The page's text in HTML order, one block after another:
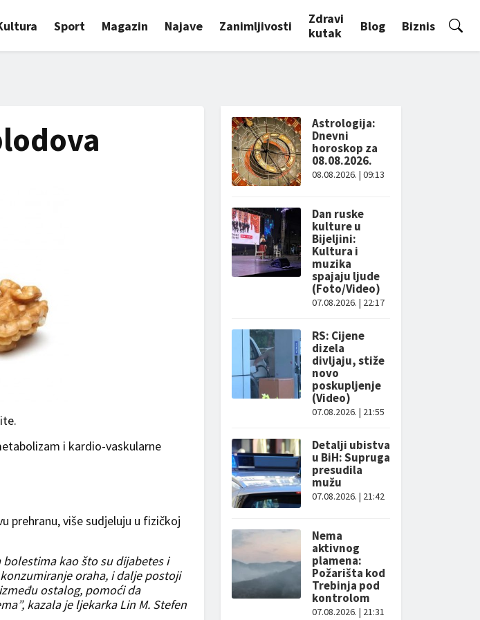
Sport Magazin Najave Zanimljivosti
Zdravi
kutak
Blog Biznis
i kardio-vaskularne
prehranu, više sudjeluju u fizičkoj
kao što su dijabetes i
oraha, i dalje postoji
ostalog, pomoći da
kazala je ljekarka Lin M. Stefen
Astrologija:
Dnevni
horoskop za
08.08.2026.
08.08.2026. | 09:13
Dan ruske
kulture u
Bijeljini:
Kultura i
muzika
spajaju ljude
(Foto/Video)
07.08.2026. | 22:17
RS: Cijene
dizela
divljaju, stiže
novo
poskupljenje
(Video)
07.08.2026. | 21:55
Detalji ubistva
u BiH: Supruga
presudila
mužu
07.08.2026. | 21:42
Nema
aktivnog
plamena:
Požarišta kod
Trebinja pod
kontrolom
07.08.2026. | 21:31